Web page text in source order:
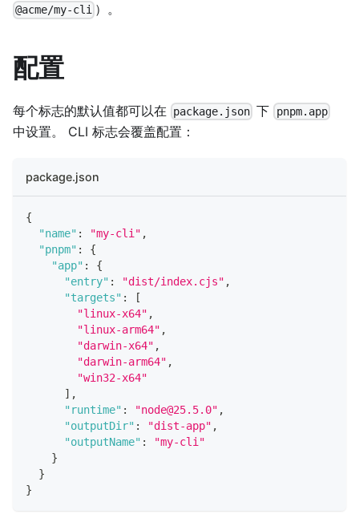
@acme/my-cli ）。
配置
每个标志的默认值都可以在 package.json 下 pnpm.app
中设置。 CLI 标志会覆盖配置：
package.json
{
"name" : "my-cli" ,
"pnpm" :
{
"app" :
{
"entry" : "dist/index.cjs" ,
"targets" :
[
"linux-x64" ,
"linux-arm64" ,
"darwin-x64" ,
"darwin-arm64" ,
"win32-x64"
] ,
"runtime" : "node@25.5.0" ,
"outputDir" : "dist-app" ,
"outputName" :
"my-cli"
}
}
}